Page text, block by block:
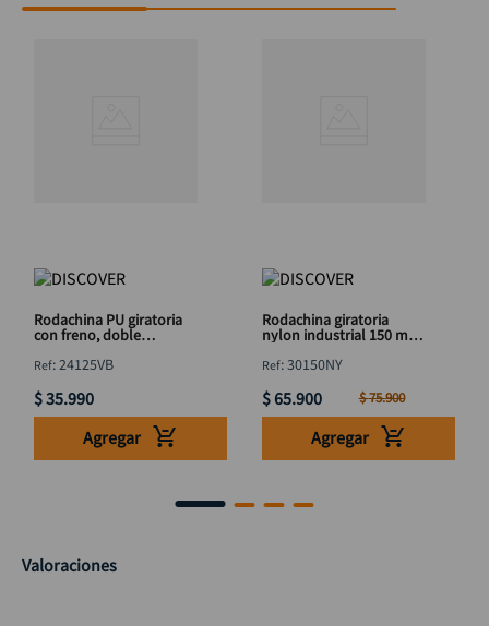
Rodachina PU giratoria
con freno, doble
DISCOVER
:24125VB
$35.990
Agregar
Rodachina giratoria
nylon industrial 150 mm
:30150NY
$65.900 $75.900
Agregar
Valoraciones